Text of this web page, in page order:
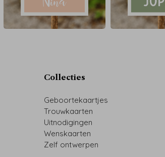
Collecties
Geboortekaartjes
Trouwkaarten
Uitnodigingen
Wenskaarten
Zelf ontwerpen